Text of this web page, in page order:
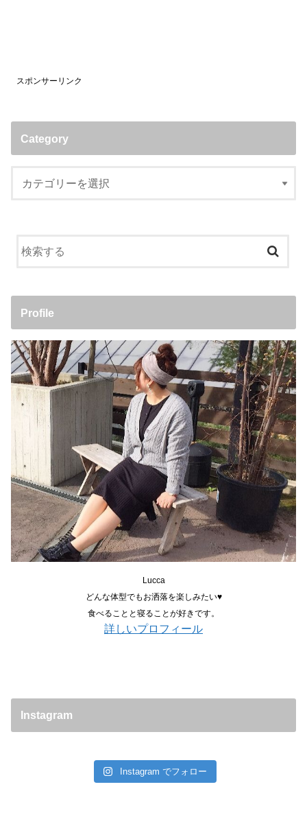
スポンサーリンク
Category
Profile
Lucca
どんな体型でもお洒落を楽しみたい♥
食べることと寝ることが好きです。
詳しいプロフィール
Instagram
Instagram でフォロー